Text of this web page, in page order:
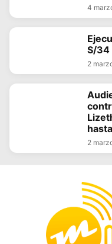
4
S/34
2
2